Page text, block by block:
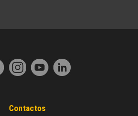
Contactos